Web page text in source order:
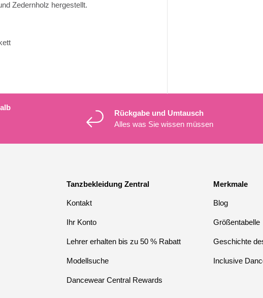
Zedernholz hergestellt.
Rückgabe und Umtausch
Alles was Sie wissen müssen
Tanzbekleidung Zentral
Kontakt
Ihr Konto
Lehrer erhalten bis zu 50 % Rabatt
Modellsuche
Dancewear Central Rewards
Merkmale
Blog
Größentabelle
Geschichte
Inclusive